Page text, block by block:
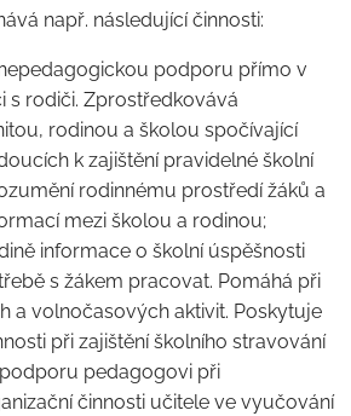
např. následující činnosti:
podporu přímo v
s rodiči. Zprostředkovává
rodinou a školou spočívající
k zajištění pravidelné školní
rodinnému prostředí žáků a
mezi školou a rodinou;
informace o školní úspěšnosti
s žákem pracovat. Pomáhá při
a volnočasových aktivit. Poskytuje
při zajištění školního stravování
pedagogovi při
činnosti učitele ve vyučování